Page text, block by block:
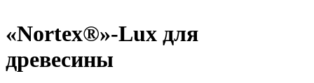
«Nortex®»-Lux для
древесины